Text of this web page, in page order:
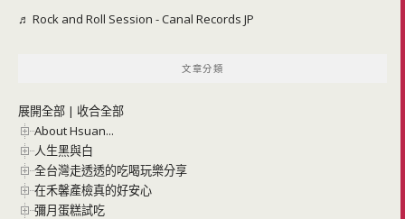
♬ Rock and Roll Session - Canal Records JP
文章分類
展開全部 | 收合全部
About Hsuan...
人生黑與白
全台灣走透透的吃喝玩樂分享
在禾馨產檢真的好安心
彌月蛋糕試吃